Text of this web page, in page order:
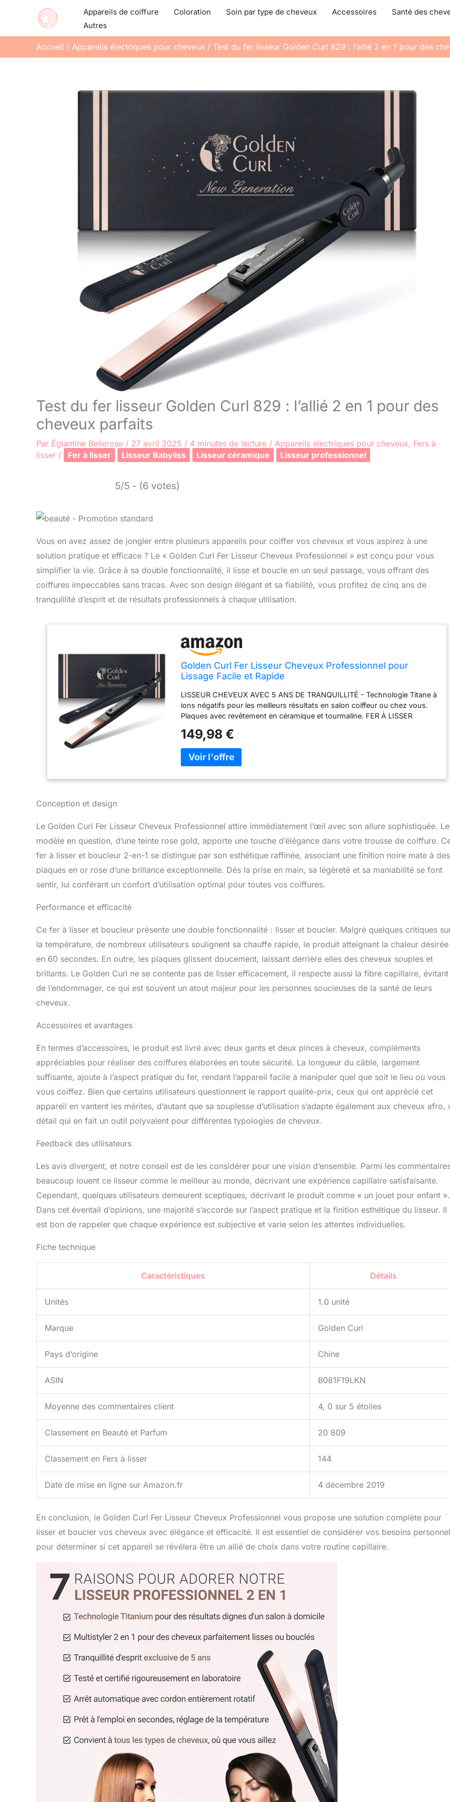
contenu
Appareils de coiffure Coloration Soin par type de cheveux Accessoires
Santé des
Autres
Accueil Appareils électriques pour cheveux Test du fer lisseur Golden Curl 829 : l’allié 2 en 1 pour des
Test du fer lisseur Golden Curl 829 : l’allié 2 en 1 pour des
cheveux parfaits
Par Églantine Bellerose / 27 avril 2025 / 4 minutes de lecture / Appareils électriques pour cheveux, Fers à
lisser / Fer à lisser Lisseur Babyliss Lisseur céramique Lisseur professionnel
5/5 - (6 votes)
Vous en avez assez de jongler entre plusieurs appareils pour coiffer vos cheveux et vous aspirez à une
solution pratique et efficace ? Le « Golden Curl Fer Lisseur Cheveux Professionnel » est conçu pour vous
simplifier la vie. Grâce à sa double fonctionnalité, il lisse et boucle en un seul passage, vous offrant des
coiffures impeccables sans tracas. Avec son design élégant et sa fiabilité, vous profitez de cinq ans de
tranquillité d’esprit et de résultats professionnels à chaque utilisation.
Golden Curl Fer Lisseur Cheveux Professionnel pour
Lissage Facile et Rapide
LISSEUR CHEVEUX AVEC 5 ANS DE TRANQUILLITÉ - Technologie Titane à
ions négatifs pour les meilleurs résultats en salon coiffeur ou chez vous.
Plaques avec revêtement en céramique et tourmaline. FER À LISSER
pour styler et générer des cheveux lisses ou des cheveux bouclés ou
ondulés parfaits, pour lisser, boucler ou onduler. ARRÊT AUTOMATIQUE
ET RÉGLAGE DE LA TEMPÉRATURE - S'éteint seul, pour votre protection.
Fer lisseur professionnel à plage de chaleur entre 80-230, chauffage
rapide, prêt à l'emploi en quelques secondes. FER HAIR STRAIGHTENER
CHEVEUX - Accessoire pro coiffure pour tous les cheveux, fins, normaux,
épais, crépus, curly, grossiers, frisés, longs ou courts. Le coffret contient
deux clips.
149,98 €
Conception et design
Le Golden Curl Fer Lisseur Cheveux Professionnel attire immédiatement l’œil avec son allure sophistiquée. Le
modèle en question, d’une teinte rose gold, apporte une touche d’élégance dans votre trousse de coiffure.
fer à lisser et boucleur 2-en-1 se distingue par son esthétique raffinée, associant une finition noire mate à des
plaques en or rose d’une brillance exceptionnelle. Dès la prise en main, sa légèreté et sa maniabilité se font
sentir, lui conférant un confort d’utilisation optimal pour toutes vos coiffures.
Performance et efficacité
Ce fer à lisser et boucleur présente une double fonctionnalité : lisser et boucler. Malgré quelques critiques
la température, de nombreux utilisateurs soulignent sa chauffe rapide, le produit atteignant la chaleur désirée
en 60 secondes. En outre, les plaques glissent doucement, laissant derrière elles des cheveux souples et
brillants. Le Golden Curl ne se contente pas de lisser efficacement, il respecte aussi la fibre capillaire, évitant
de l’endommager, ce qui est souvent un atout majeur pour les personnes soucieuses de la santé de leurs
cheveux.
Accessoires et avantages
En termes d’accessoires, le produit est livré avec deux gants et deux pinces à cheveux, compléments
appréciables pour réaliser des coiffures élaborées en toute sécurité. La longueur du câble, largement
suffisante, ajoute à l’aspect pratique du fer, rendant l’appareil facile à manipuler quel que soit le lieu où vous
vous coiffez. Bien que certains utilisateurs questionnent le rapport qualité-prix, ceux qui ont apprécié cet
appareil en vantent les mérites, d’autant que sa souplesse d’utilisation s’adapte également aux cheveux afro,
détail qui en fait un outil polyvalent pour différentes typologies de cheveux.
Feedback des utilisateurs
Les avis divergent, et notre conseil est de les considérer pour une vision d’ensemble. Parmi les
beaucoup louent ce lisseur comme le meilleur au monde, décrivant une expérience capillaire satisfaisante.
Cependant, quelques utilisateurs demeurent sceptiques, décrivant le produit comme « un jouet pour enfant ».
Dans cet éventail d’opinions, une majorité s’accorde sur l’aspect pratique et la finition esthétique du lisseur. Il
est bon de rappeler que chaque expérience est subjective et varie selon les attentes individuelles.
Fiche technique
Caractéristiques Détails
Unités 1.0 unité
Marque Golden Curl
Pays d’origine Chine
ASIN B081F19LKN
Moyenne des commentaires client 4, 0 sur 5 étoiles
Classement en Beauté et Parfum 20 809
Classement en Fers à lisser 144
Date de mise en ligne sur Amazon.fr 4 décembre 2019
En conclusion, le Golden Curl Fer Lisseur Cheveux Professionnel vous propose une solution complète pour
lisser et boucler vos cheveux avec élégance et efficacité. Il est essentiel de considérer vos besoins
pour déterminer si cet appareil se révélera être un allié de choix dans votre routine capillaire.